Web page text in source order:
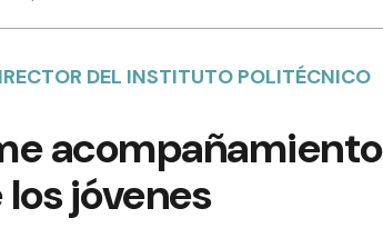
DEL INSTITUTO POLITÉCNICO
jóvenes